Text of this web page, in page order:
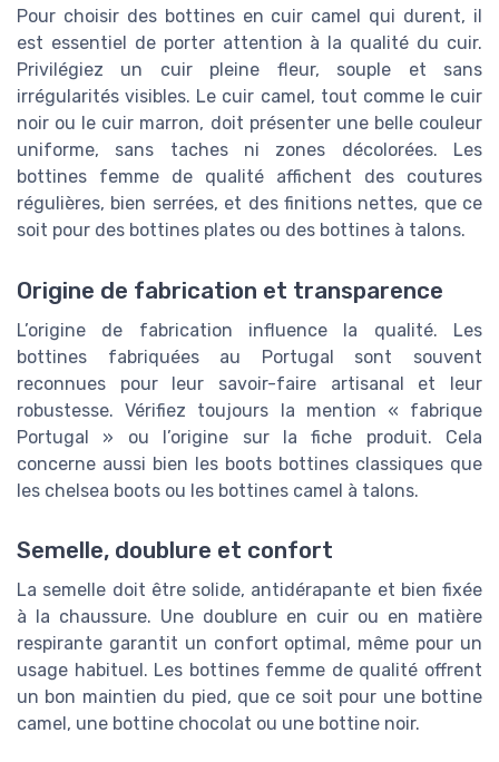
Pour choisir des bottines en cuir camel qui durent, il
est essentiel de porter attention à la qualité du cuir.
Privilégiez un cuir pleine fleur, souple et sans
irrégularités visibles. Le cuir camel, tout comme le cuir
noir ou le cuir marron, doit présenter une belle couleur
uniforme, sans taches ni zones décolorées. Les
bottines femme de qualité affichent des coutures
régulières, bien serrées, et des finitions nettes, que ce
soit pour des bottines plates ou des bottines à talons.
Origine de fabrication et transparence
L’origine de fabrication influence la qualité. Les
bottines fabriquées au Portugal sont souvent
reconnues pour leur savoir-faire artisanal et leur
robustesse. Vérifiez toujours la mention « fabrique
Portugal » ou l’origine sur la fiche produit. Cela
concerne aussi bien les boots bottines classiques que
les chelsea boots ou les bottines camel à talons.
Semelle, doublure et confort
La semelle doit être solide, antidérapante et bien fixée
à la chaussure. Une doublure en cuir ou en matière
respirante garantit un confort optimal, même pour un
usage habituel. Les bottines femme de qualité offrent
un bon maintien du pied, que ce soit pour une bottine
camel, une bottine chocolat ou une bottine noir.